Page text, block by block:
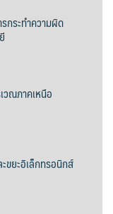
กระทำความผิด
ณภาคเหนือ
ขยะอิเล็กทรอนิกส์